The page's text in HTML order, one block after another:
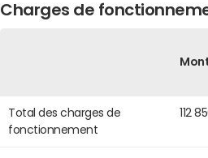
Charges de
Total des charges de
fonctionnement
112